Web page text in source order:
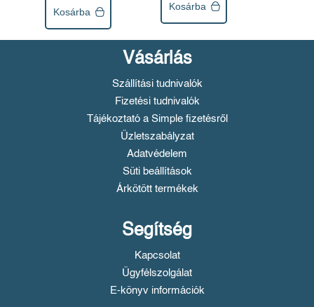
Kosárba Kosárba
Vásárlás
Szállítási tudnivalók
Fizetési tudnivalók
Tájékoztató a Simple fizetésről
Üzletszabályzat
Adatvédelem
Süti beállítások
Árkötött termékek
Segítség
Kapcsolat
Ügyfélszolgálat
E-könyv információk